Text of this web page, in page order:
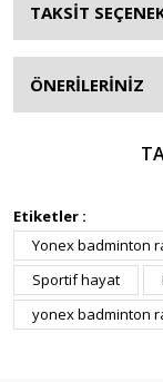
TAKSİT
ÖNERİLERİNİZ
Etiketler :
Yonex badminton
Sportif hayat
yonex badminton